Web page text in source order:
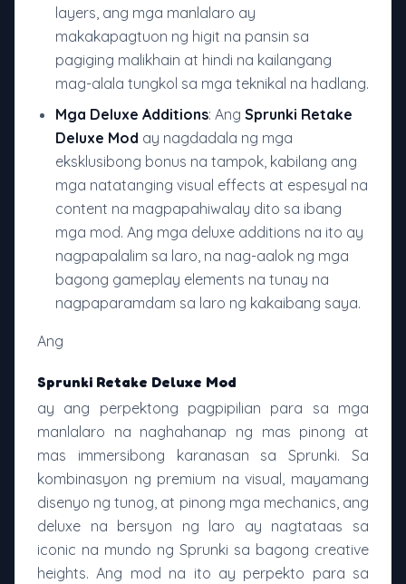
layers, ang mga manlalaro ay
makakapagtuon ng higit na pansin sa
pagiging malikhain at hindi na kailangang
mag-alala tungkol sa mga teknikal na hadlang.
Mga Deluxe Additions: Ang Sprunki Retake
Deluxe Mod ay nagdadala ng mga
eksklusibong bonus na tampok, kabilang ang
mga natatanging visual effects at espesyal na
content na magpapahiwalay dito sa ibang
mga mod. Ang mga deluxe additions na ito ay
nagpapalalim sa laro, na nag-aalok ng mga
bagong gameplay elements na tunay na
nagpaparamdam sa laro ng kakaibang saya.
Ang
Sprunki Retake Deluxe Mod
ay ang perpektong pagpipilian para sa mga
manlalaro na naghahanap ng mas pinong at
mas immersibong karanasan sa Sprunki. Sa
kombinasyon ng premium na visual, mayamang
disenyo ng tunog, at pinong mga mechanics, ang
deluxe na bersyon ng laro ay nagtataas sa
iconic na mundo ng Sprunki sa bagong creative
heights. Ang mod na ito ay perpekto para sa